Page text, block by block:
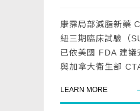
康霈局部減脂新藥
紐三期臨床試驗（
已依美國 FDA 建
與加拿大衛生部
LEARN MORE